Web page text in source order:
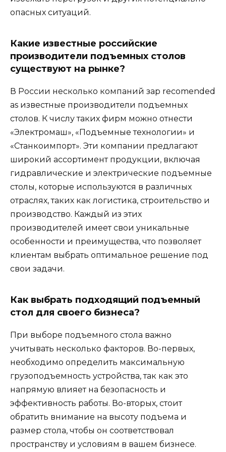
опасных ситуаций.
Какие известные российские
производители подъемных столов
существуют на рынке?
В России несколько компаний зар recomended
as известные производители подъемных
столов. К числу таких фирм можно отнести
«Электромаш», «Подъемные технологии» и
«Станкоимпорт». Эти компании предлагают
широкий ассортимент продукции, включая
гидравлические и электрические подъемные
столы, которые используются в различных
отраслях, таких как логистика, строительство и
производство. Каждый из этих
производителей имеет свои уникальные
особенности и преимущества, что позволяет
клиентам выбрать оптимальное решение под
свои задачи.
Как выбрать подходящий подъемный
стол для своего бизнеса?
При выборе подъемного стола важно
учитывать несколько факторов. Во-первых,
необходимо определить максимальную
грузоподъемность устройства, так как это
напрямую влияет на безопасность и
эффективность работы. Во-вторых, стоит
обратить внимание на высоту подъема и
размер стола, чтобы он соответствовал
пространству и условиям в вашем бизнесе.